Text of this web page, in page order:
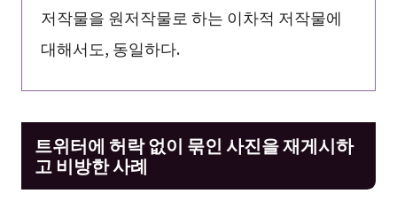
저작물을 원저작물로 하는 이차적 저작물에
대해서도, 동일하다.
트위터에 허락 없이 묶인 사진을 재게시하
고 비방한 사례